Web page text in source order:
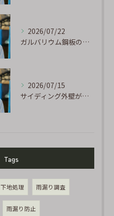
2026/07/22
ガルバリウム鋼板の「傷」と「チョーキング」、実は深くつながっています
2026/07/15
サイディング外壁が劣化するのはなぜ?よくある原因と塗り替えのサイン
Tags
下地処理 雨漏り調査
雨漏り防止